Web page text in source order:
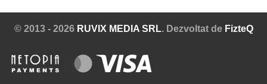
© 2013 - 2026 RUVIX MEDIA SRL. Dezvoltat de FizteQ